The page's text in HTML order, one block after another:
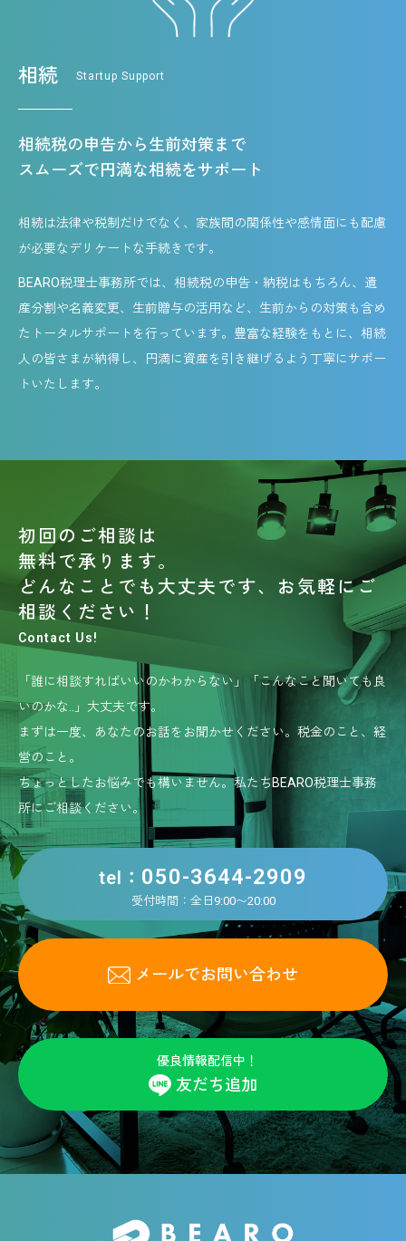
相続 Startup Support
相続税の申告から生前対策まで
スムーズで円満な相続をサポート
相続は法律や税制だけでなく、家族間の関係性や感情面にも配慮
が必要なデリケートな手続きです。
BEARO税理士事務所では、相続税の申告・納税はもちろん、遺
産分割や名義変更、生前贈与の活用など、生前からの対策も含め
たトータルサポートを行っています。豊富な経験をもとに、相続
人の皆さまが納得し、円満に資産を引き継げるよう丁寧にサポー
トいたします。
初回のご相談は
無料で承ります。
どんなことでも大丈夫です、お気軽にご
相談ください！
Contact Us!
「誰に相談すればいいのかわからない」「こんなこと聞いても良
いのかな..」大丈夫です。
まずは一度、あなたのお話をお聞かせください。税金のこと、経
営のこと。
ちょっとしたお悩みでも構いません。私たちBEARO税理士事務
所にご相談ください。
tel： 050-3644-2909
受付時間：全日9:00〜20:00
メールでお問い合わせ
優良情報配信中！
友だち追加